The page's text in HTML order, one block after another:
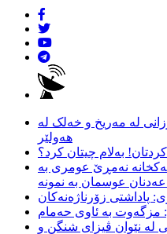
لە مەریخ و خەلک لە
هەولێر
بەلام چیتان کرد؟
نەمڕێ عومری بە
عوسمان بە نمونە
پاداشتی زۆرناژەنەکان
مزگەوت بە ئاوی حەمام
لە نێوان ڤیزای شنگن و